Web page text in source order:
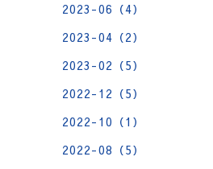
2023-06（4）
2023-04（2）
2023-02（5）
2022-12（5）
2022-10（1）
2022-08（5）